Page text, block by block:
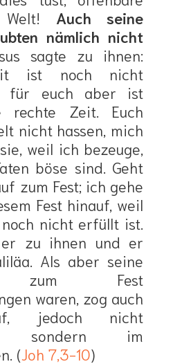
Auch seine
nämlich nicht
sagte zu ihnen:
ist noch nicht
für euch aber ist
rechte Zeit. Euch
nicht hassen, mich
weil ich bezeuge,
böse sind. Geht
zum Fest; ich gehe
Fest hinauf, weil
nicht erfüllt ist.
er zu ihnen und er
Als aber seine
zum Fest
waren, zog auch
jedoch nicht
sondern im
( Joh 7,3-10)